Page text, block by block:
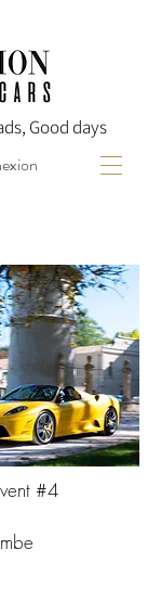
Good days
#4